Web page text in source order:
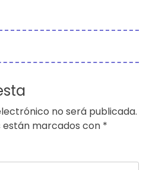
no será publicada.
están marcados con *